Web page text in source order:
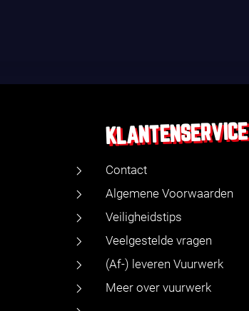
KLANTENSERVICE
Contact
Algemene Voorwaarden
Veiligheidstips
Veelgestelde vragen
(Af-) leveren Vuurwerk
Meer over vuurwerk